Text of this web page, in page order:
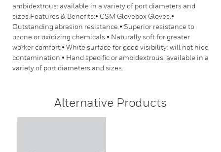
ambidextrous: available in a variety of port diameters and
sizes.Features & Benefits:• CSM Glovebox Gloves.•
Outstanding abrasion resistance.• Superior resistance to
ozone or oxidizing chemicals.• Naturally soft for greater
worker comfort.• White surface for good visibility: will not hide
contamination.• Hand specific or ambidextrous: available in a
variety of port diameters and sizes.
Alternative Products